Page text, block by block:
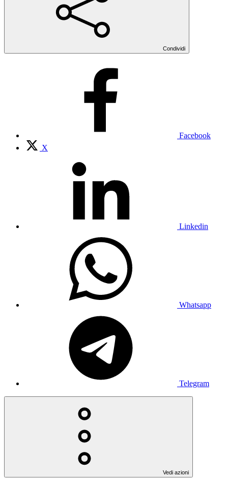
Condividi
Facebook
X
Linkedin
Whatsapp
Telegram
Vedi azioni